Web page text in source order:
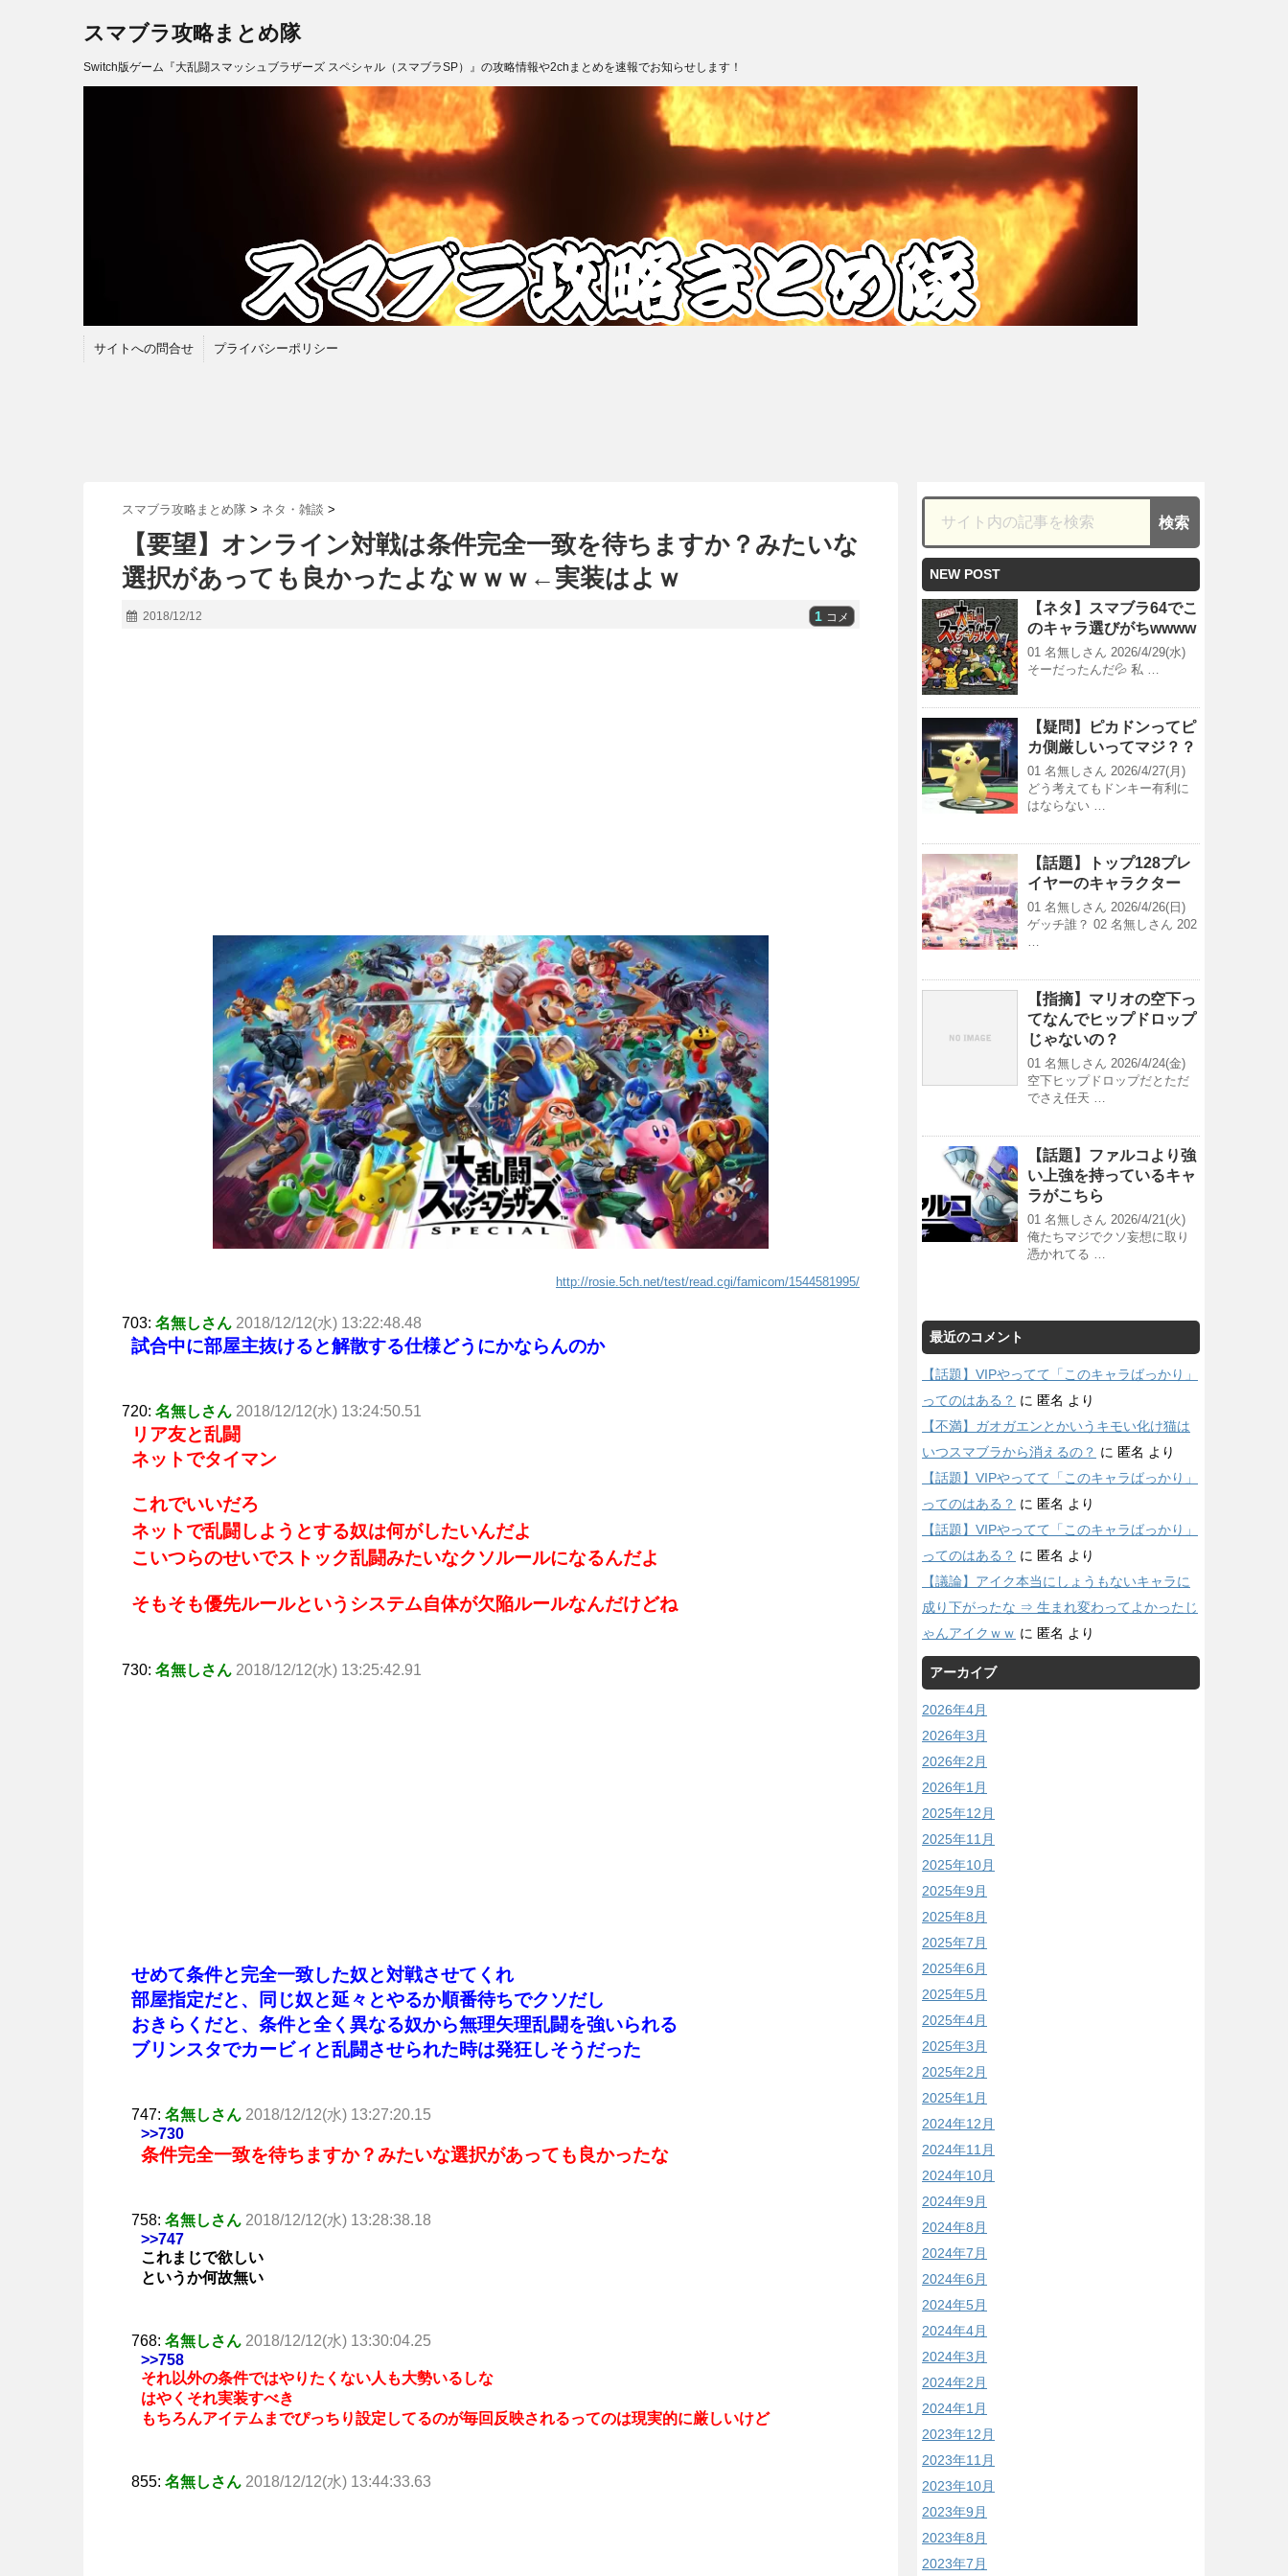
スマブラ攻略まとめ隊
Switch版ゲーム『大乱闘スマッシュブラザーズ スペシャル（スマブラSP）』の攻略情報や2chまとめを速報でお知らせします！
サイトへの問合せ プライバシーポリシー
スマブラ攻略まとめ隊 > ネタ・雑談 >
【要望】オンライン対戦は条件完全一致を待ちますか？みたいな
選択があっても良かったよなｗｗｗ←実装はよｗ
2018/12/12 1 コメ
http://rosie.5ch.net/test/read.cgi/famicom/1544581995/
703: 名無しさん 2018/12/12(水) 13:22:48.48
試合中に部屋主抜けると解散する仕様どうにかならんのか
720: 名無しさん 2018/12/12(水) 13:24:50.51
リア友と乱闘
ネットでタイマン
これでいいだろ
ネットで乱闘しようとする奴は何がしたいんだよ
こいつらのせいでストック乱闘みたいなクソルールになるんだよ
そもそも優先ルールというシステム自体が欠陥ルールなんだけどね
730: 名無しさん 2018/12/12(水) 13:25:42.91
せめて条件と完全一致した奴と対戦させてくれ
部屋指定だと、同じ奴と延々とやるか順番待ちでクソだし
おきらくだと、条件と全く異なる奴から無理矢理乱闘を強いられる
ブリンスタでカービィと乱闘させられた時は発狂しそうだった
747: 名無しさん 2018/12/12(水) 13:27:20.15
>>730
条件完全一致を待ちますか？みたいな選択があっても良かったな
758: 名無しさん 2018/12/12(水) 13:28:38.18
>>747
これまじで欲しい
というか何故無い
768: 名無しさん 2018/12/12(水) 13:30:04.25
>>758
それ以外の条件ではやりたくない人も大勢いるしな
はやくそれ実装すべき
もちろんアイテムまでぴっちり設定してるのが毎回反映されるってのは現実的に厳しいけど
855: 名無しさん 2018/12/12(水) 13:44:33.63
NEW POST
【ネタ】スマブラ64でこ
のキャラ選びがちwwww
01 名無しさん 2026/4/29(水)
そーだったんだ💦 私 …
【疑問】ピカドンってピ
カ側厳しいってマジ？？
01 名無しさん 2026/4/27(月)
どう考えてもドンキー有利に
はならない …
【話題】トップ128プレ
イヤーのキャラクター
01 名無しさん 2026/4/26(日)
ゲッチ誰？ 02 名無しさん 202
…
【指摘】マリオの空下っ
てなんでヒップドロップ
じゃないの？
01 名無しさん 2026/4/24(金)
空下ヒップドロップだとただ
でさえ任天 …
【話題】ファルコより強
い上強を持っているキャ
ラがこちら
01 名無しさん 2026/4/21(火)
俺たちマジでクソ妄想に取り
憑かれてる …
最近のコメント
【話題】VIPやってて「このキャラばっかり」
ってのはある？ に 匿名 より
【不満】ガオガエンとかいうキモい化け猫は
いつスマブラから消えるの？ に 匿名 より
【話題】VIPやってて「このキャラばっかり」
ってのはある？ に 匿名 より
【話題】VIPやってて「このキャラばっかり」
ってのはある？ に 匿名 より
【議論】アイク本当にしょうもないキャラに
成り下がったな ⇒ 生まれ変わってよかったじ
ゃんアイクｗｗ に 匿名 より
アーカイブ
2026年4月
2026年3月
2026年2月
2026年1月
2025年12月
2025年11月
2025年10月
2025年9月
2025年8月
2025年7月
2025年6月
2025年5月
2025年4月
2025年3月
2025年2月
2025年1月
2024年12月
2024年11月
2024年10月
2024年9月
2024年8月
2024年7月
2024年6月
2024年5月
2024年4月
2024年3月
2024年2月
2024年1月
2023年12月
2023年11月
2023年10月
2023年9月
2023年8月
2023年7月